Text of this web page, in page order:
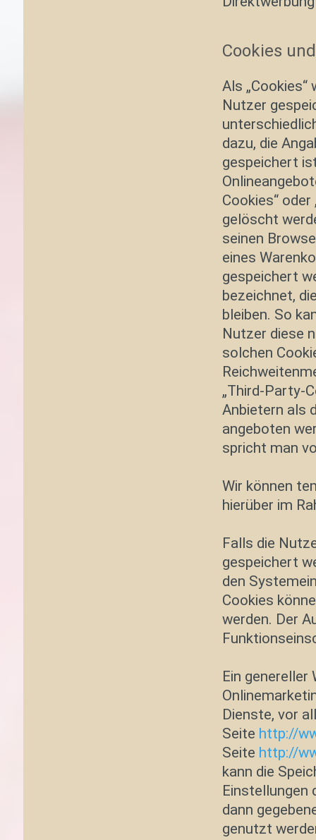
Cookies
Als
Nutzer
dazu, die
gespeichert
Cookies“
gelöscht
seinen
eines
gespeichert
bezeichnet,
bleiben. So
Nutzer diese
solchen
„Third-Party-
Anbietern als
angeboten
spricht man
Wir können
hierüber im
Falls die
gespeichert
den
Cookies
werden. Der
Ein genereller
Dienste, vor
Seite http://
Seite http://
kann die
Einstellungen
dann
genutzt